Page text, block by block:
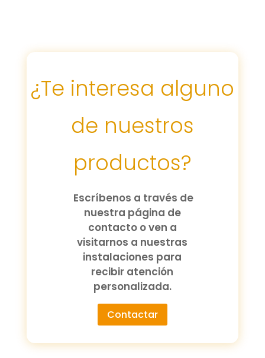
¿Te interesa alguno
de nuestros
productos?
Escríbenos a través de
nuestra página de
contacto o ven a
visitarnos a nuestras
instalaciones para
recibir atención
personalizada.
Contactar